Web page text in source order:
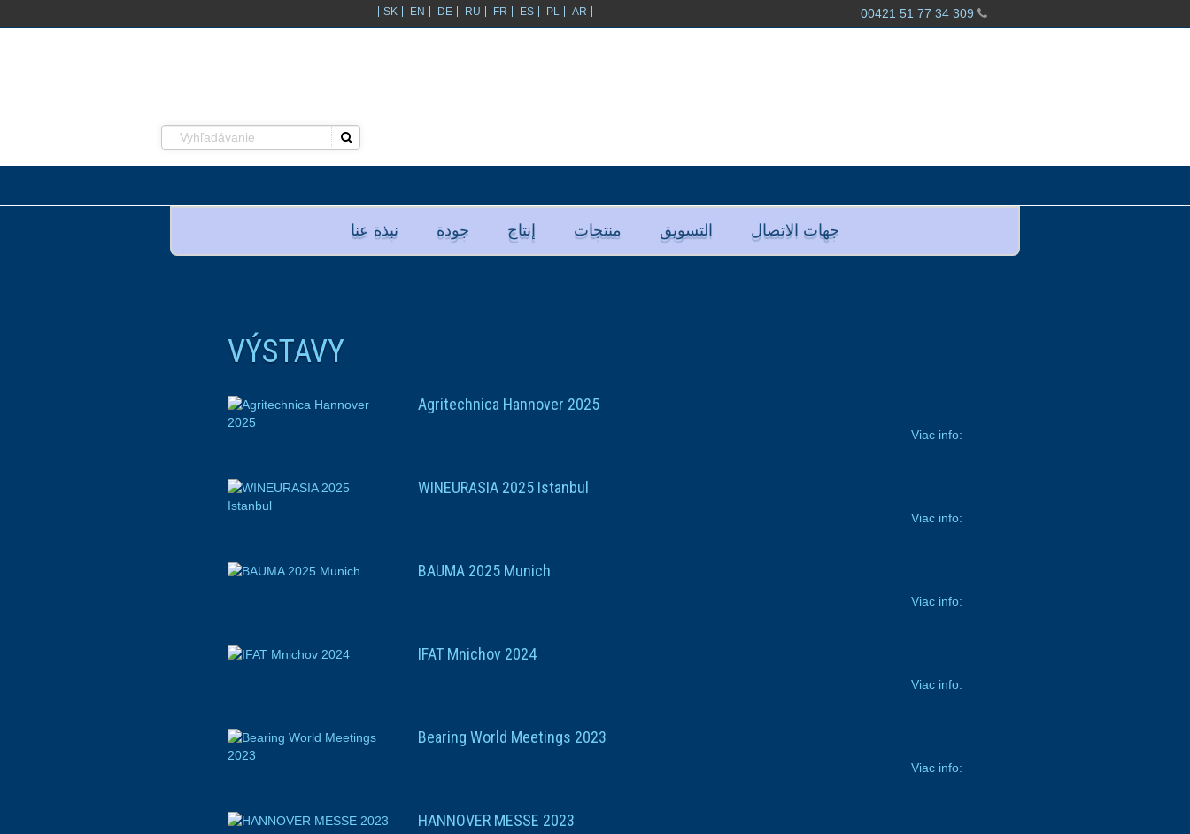
SK EN DE RU FR ES PL AR 00421 51 77 34 309
ﻧﺒﺬﺓ ﻋﻨﺎ جودة إنتاج منتجات ﺍﻟﺘﺴﻮﻳﻖ جهات الاتصال
VÝSTAVY
Agritechnica Hannover 2025
Viac info:
WINEURASIA 2025 Istanbul
Viac info:
BAUMA 2025 Munich
Viac info:
IFAT Mnichov 2024
Viac info:
Bearing World Meetings 2023
Viac info:
HANNOVER MESSE 2023